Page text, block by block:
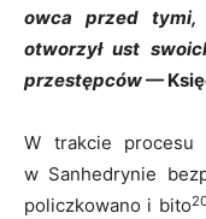
owca przed
otworzył ust
przestępców—
W trakcie procesu
w Sanhedrynie
policzkowano i bito